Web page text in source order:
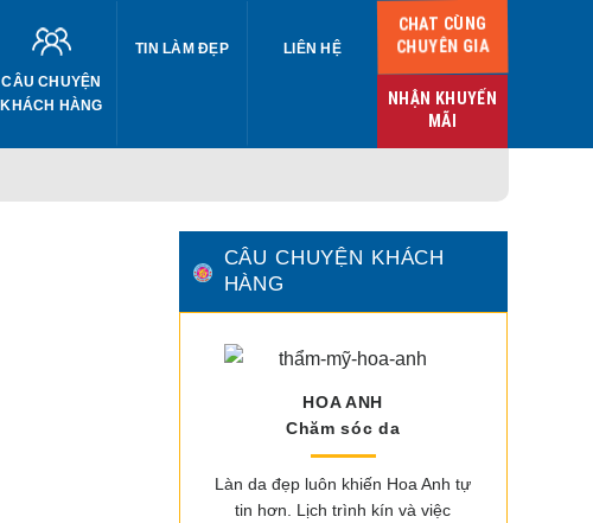
CÂU CHUYỆN
KHÁCH HÀNG
TIN LÀM ĐẸP LIÊN HỆ
CHAT CÙNG
CHUYÊN GIA
NHẬN KHUYẾN
MÃI
CÂU CHUYỆN KHÁCH
HÀNG
HOA ANH
Chăm sóc da
Làn da đẹp luôn khiến Hoa Anh tự
tin hơn. Lịch trình kín và việc